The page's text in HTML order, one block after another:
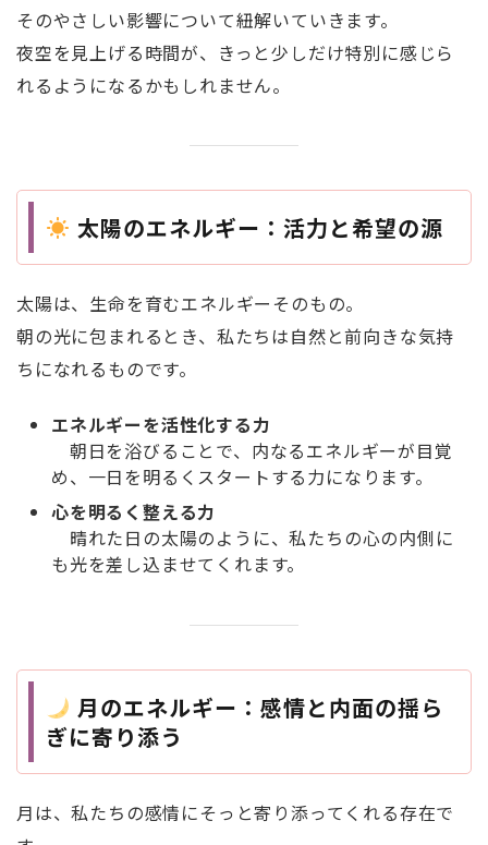
そのやさしい影響について紐解いていきます。
夜空を見上げる時間が、きっと少しだけ特別に感じら
れるようになるかもしれません。
太陽のエネルギー：活力と希望の源
太陽は、生命を育むエネルギーそのもの。
朝の光に包まれるとき、私たちは自然と前向きな気持
ちになれるものです。
エネルギーを活性化する力
朝日を浴びることで、内なるエネルギーが目覚
め、一日を明るくスタートする力になります。
心を明るく整える力
晴れた日の太陽のように、私たちの心の内側に
も光を差し込ませてくれます。
月のエネルギー：感情と内面の揺ら
ぎに寄り添う
月は、私たちの感情にそっと寄り添ってくれる存在で